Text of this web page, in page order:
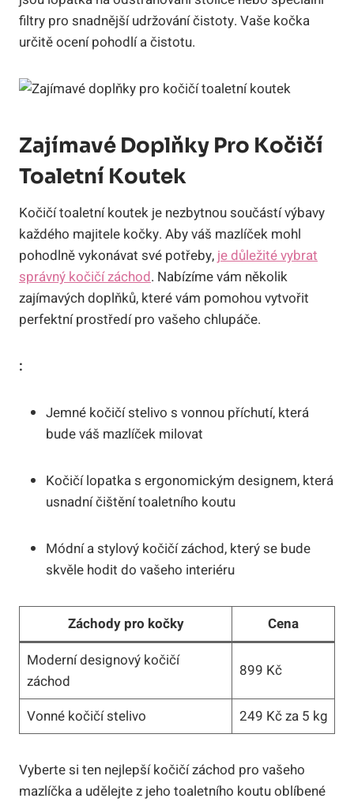
filtry pro snadnější udržování čistoty. Vaše kočka
určitě ocení pohodlí a čistotu.
Zajímavé Doplňky Pro Kočičí
Toaletní Koutek
Kočičí toaletní koutek je nezbytnou součástí výbavy
každého majitele kočky. Aby váš mazlíček mohl
pohodlně vykonávat své potřeby, je důležité vybrat
správný kočičí záchod. Nabízíme vám několik
zajímavých doplňků, které vám pomohou vytvořit
perfektní prostředí pro vašeho chlupáče.
:
Jemné kočičí stelivo s vonnou příchutí, která
bude váš mazlíček milovat
Kočičí lopatka s ergonomickým designem, která
usnadní čištění toaletního koutu
Módní a stylový kočičí záchod, který se bude
skvěle hodit do vašeho interiéru
Záchody pro kočky
Cena
Moderní designový kočičí
záchod
899 Kč
Vonné kočičí stelivo 249 Kč za 5 kg
Vyberte si ten nejlepší kočičí záchod pro vašeho
mazlíčka a udělejte z jeho toaletního koutu oblíbené